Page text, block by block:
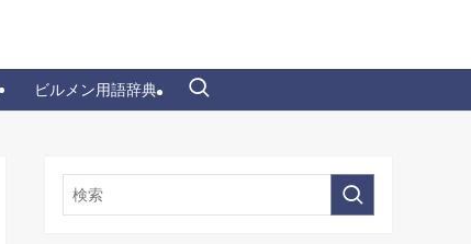
ビルメン用語辞典